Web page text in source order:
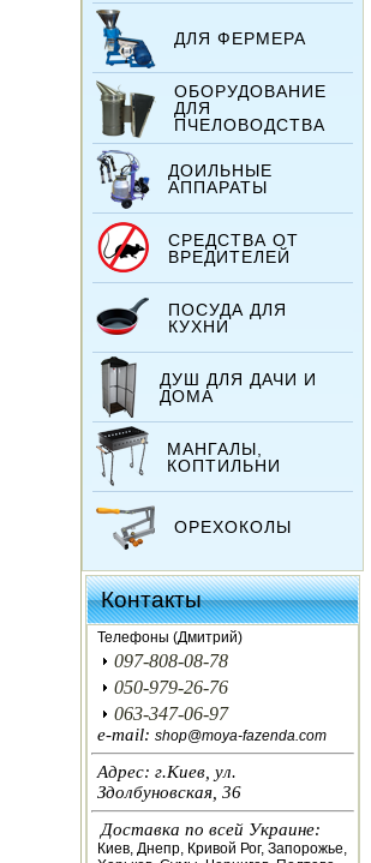
ДЛЯ ФЕРМЕРА
ОБОРУДОВАНИЕ
ДЛЯ
ПЧЕЛОВОДСТВА
ДОИЛЬНЫЕ
АППАРАТЫ
СРЕДСТВА ОТ
ВРЕДИТЕЛЕЙ
ПОСУДА ДЛЯ
КУХНИ
ДУШ ДЛЯ ДАЧИ И
ДОМА
МАНГАЛЫ,
КОПТИЛЬНИ
ОРЕХОКОЛЫ
ИНКУБАТОРЫ
ЗЕРНОДРОБИЛКИ
КОРМОРЕЗКИ
СОЛОМОРЕЗКИ
АВТОКЛАВЫ
ДЛЯ ОГОРОДА
Контакты
Телефоны (Дмитрий)
097-808-08-78
050-979-26-76
063-347-06-97
e-mail:shop@moya-fazenda.com
Адрес: г.Киев, ул.
Здолбуновская, 36
Доставка по всей Украине:
Киев, Днепр, Кривой Рог, Запорожье,